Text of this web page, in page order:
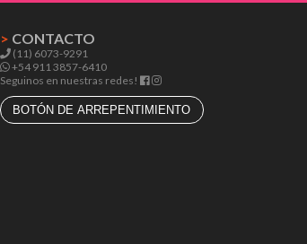
> CONTACTO
(11) 6073-9291
+54 911 3857-6410
Seguinos en nuestras redes!
BOTÓN DE ARREPENTIMIENTO